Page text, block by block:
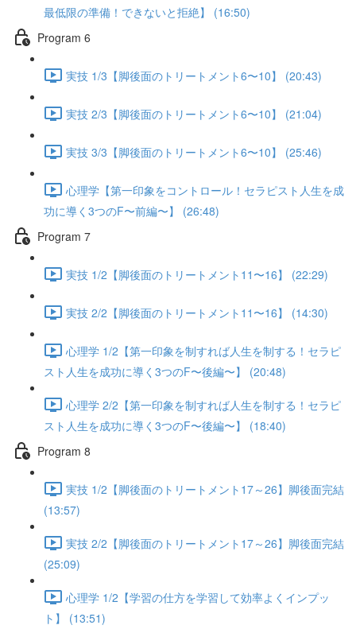
最低限の準備！できないと拒絶】 (16:50)
Program 6
実技 1/3【脚後面のトリートメント6〜10】 (20:43)
実技 2/3【脚後面のトリートメント6〜10】 (21:04)
実技 3/3【脚後面のトリートメント6〜10】 (25:46)
心理学【第一印象をコントロール！セラピスト人生を成
功に導く3つのF〜前編〜】 (26:48)
Program 7
実技 1/2【脚後面のトリートメント11〜16】 (22:29)
実技 2/2【脚後面のトリートメント11〜16】 (14:30)
心理学 1/2【第一印象を制すれば人生を制する！セラピ
スト人生を成功に導く3つのF〜後編〜】 (20:48)
心理学 2/2【第一印象を制すれば人生を制する！セラピ
スト人生を成功に導く3つのF〜後編〜】 (18:40)
Program 8
実技 1/2【脚後面のトリートメント17～26】脚後面完結
(13:57)
実技 2/2【脚後面のトリートメント17～26】脚後面完結
(25:09)
心理学 1/2【学習の仕方を学習して効率よくインプッ
ト】 (13:51)